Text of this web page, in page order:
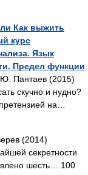
Как выжить
курс
Язык
Предел функции
Пантаев (2015)
скучно и нудно?
на…
(2014)
секретности
шесть… 100